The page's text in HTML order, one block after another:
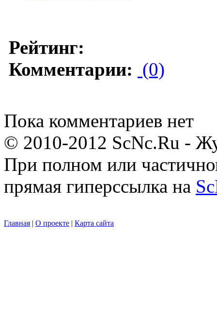
Рейтинг:
Комментарии: (0)
Пока комментариев нет
© 2010-2012 ScNc.Ru -
При полном или
прямая гиперссылка на
Главная | О проекте | Карта сайта